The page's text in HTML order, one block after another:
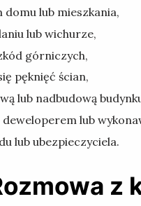
domu lub mieszkania,
lub wichurze,
górniczych,
pęknięć ścian,
lub nadbudową
lub
lub ubezpieczyciela.